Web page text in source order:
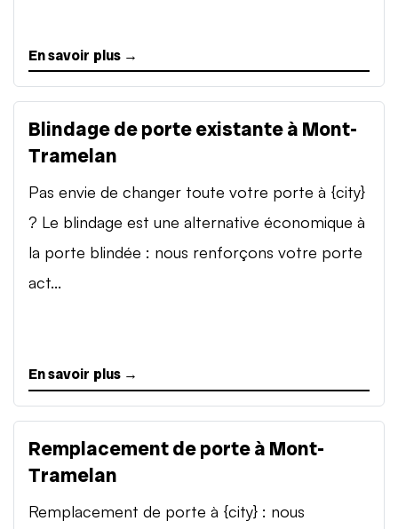
En savoir plus →
Blindage de porte existante à Mont-
Tramelan
Pas envie de changer toute votre porte à {city}
? Le blindage est une alternative économique à
la porte blindée : nous renforçons votre porte
act...
En savoir plus →
Remplacement de porte à Mont-
Tramelan
Remplacement de porte à {city} : nous